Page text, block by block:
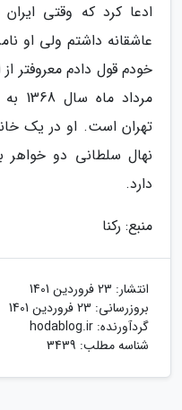
ادعا کرد که وقتی ایران
عاشقانه داشتم ولی او
نهال سلطانی دو خواهر
دارد.
منبع: رکنا
انتشار: 23 فروردین 1401
بروزرسانی: 23 فروردین 1401
گردآورنده: hodablog.ir
شناسه مطلب: 3439